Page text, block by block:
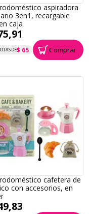
aspiradora
3en1, recargable
caja
DE$ 65
776 Comprar
cafetera de
con accesorios, en